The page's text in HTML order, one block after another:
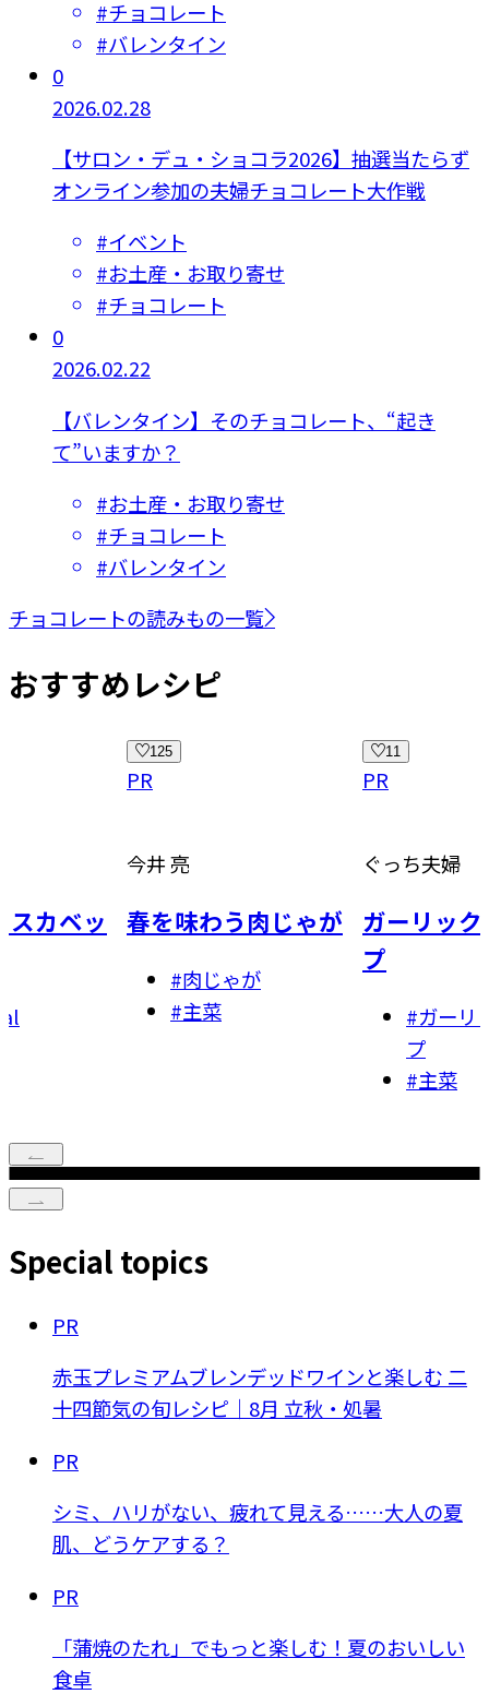
#チョコレート
#バレンタイン
0
2026.02.28
【サロン・デュ・ショコラ2026】抽選当たらず
オンライン参加の夫婦チョコレート大作戦
#イベント
#お土産・お取り寄せ
#チョコレート
0
2026.02.22
【バレンタイン】そのチョコレート、“起き
て”いますか？
#お土産・お取り寄せ
#チョコレート
#バレンタイン
チョコレートの読みもの一覧
おすすめレシピ
肉じゃが
11
PR
ぐっち夫婦
ガーリックシュリン
#ガーリックシュリン
PR
重信 初江
にらと豚
め
# 炒め
#主菜
Special topics
PR
赤玉プレミアムブレンデッドワインと楽しむ 二
十四節気の旬レシピ｜8月 立秋・処暑
PR
シミ、ハリがない、疲れて見える……大人の夏
肌、どうケアする？
PR
「蒲焼のたれ」でもっと楽しむ！夏のおいしい
食卓